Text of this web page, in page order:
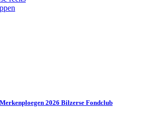
2026 Bilzerse Fondclub